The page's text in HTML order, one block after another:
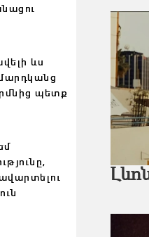
ևս
պետք